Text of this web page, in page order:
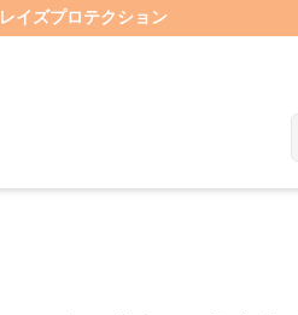
レイズプロテクション